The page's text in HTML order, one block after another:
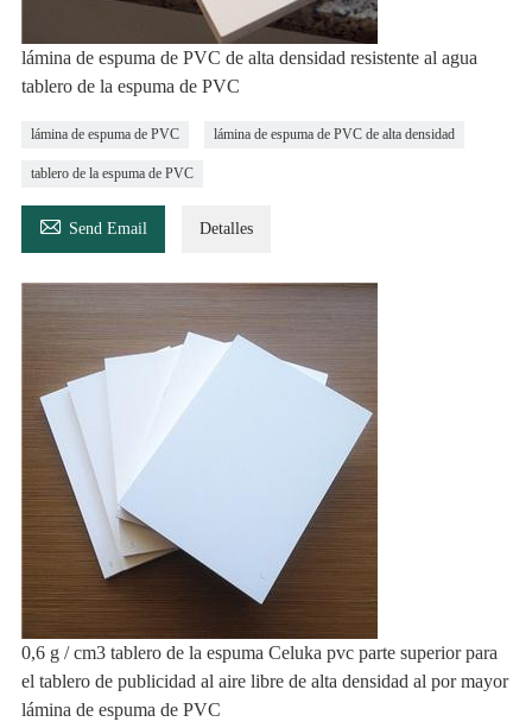
lámina de espuma de PVC de alta densidad resistente al agua
tablero de la espuma de PVC
lámina de espuma de PVC lámina de espuma de PVC de alta densidad
tablero de la espuma de PVC
 Send Email Detalles
0,6 g / cm3 tablero de la espuma Celuka pvc parte superior para
el tablero de publicidad al aire libre de alta densidad al por mayor
lámina de espuma de PVC